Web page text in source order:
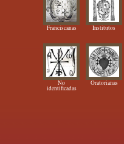
Franciscanas Institutos
No
identificadas
Oratorianas